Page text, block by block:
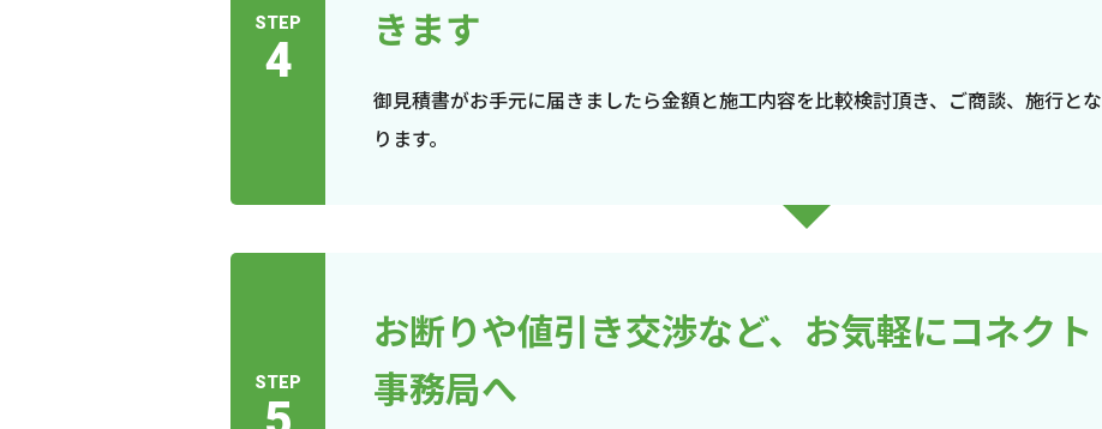
STEP
4
きます
御見積書がお手元に届きましたら金額と施工内容を比較検討頂き、ご商談、施行とな
ります。
STEP
お断りや値引き交渉など、お気軽にコネクト
事務局へ